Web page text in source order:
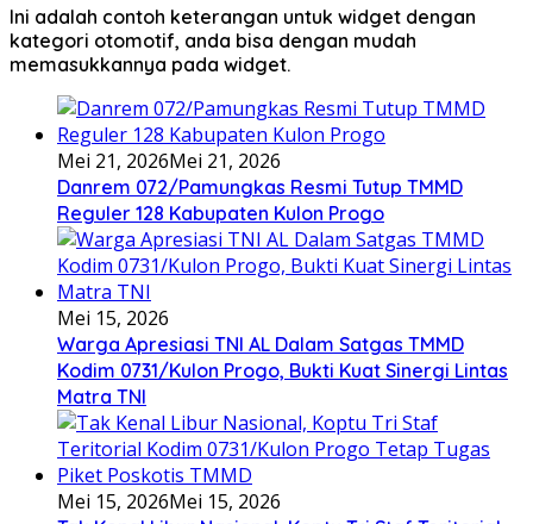
Ini adalah contoh keterangan untuk widget dengan
kategori otomotif, anda bisa dengan mudah
memasukkannya pada widget.
Mei 21, 2026Mei 21, 2026
Danrem 072/Pamungkas Resmi Tutup TMMD
Reguler 128 Kabupaten Kulon Progo
Mei 15, 2026
Warga Apresiasi TNI AL Dalam Satgas TMMD
Kodim 0731/Kulon Progo, Bukti Kuat Sinergi Lintas
Matra TNI
Mei 15, 2026Mei 15, 2026